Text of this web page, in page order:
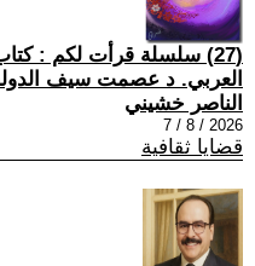
(27) سلسلة قرأت لكم :
العربي. د عصمت سيف
الناصر خشيني
2026 / 8 / 7
قضايا ثقافية